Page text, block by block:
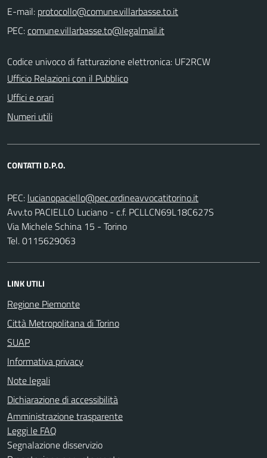
E-mail:
PEC:
Codice univoco di fatturazione elettronica: UF2RCW
Ufficio Relazioni con il Pubblico
Uffici e orari
Numeri utili
CONTATTI D.P.O.
PEC:
Avv.to PACIELLO Luciano - c.f. PCLLCN69L18C627S
Via Michele Schina 15 - Torino
Tel. 0115629063
LINK UTILI
Regione Piemonte
Città Metropolitana di Torino
SUAP
Informativa privacy
Note legali
Dichiarazione di accessibilità
Amministrazione trasparente
Leggi le FAQ
Segnalazione disservizio